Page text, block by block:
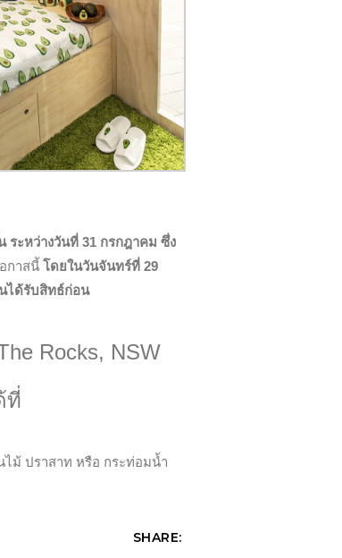
ระหว่างวันที่ 31 กรกฎาคม ซึ่ง
กาสนี้ โดยในวันจันทร์ที่ 29
ได้รับสิทธ์ก่อน
Rocks, NSW
ที่
ม้ ปราสาท หรือ กระท่อมน้ำ
SHARE: